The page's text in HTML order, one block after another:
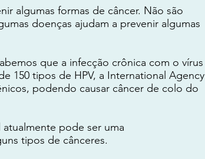
algumas formas de câncer. Não são
doenças ajudam a prevenir algumas
que a infecção crônica com o vírus
150 tipos de HPV, a International Agency
podendo causar câncer de colo do
pode ser uma
tipos de cânceres.